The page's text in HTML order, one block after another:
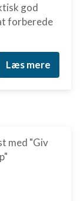
god
forberede
Læs mere
med "Giv